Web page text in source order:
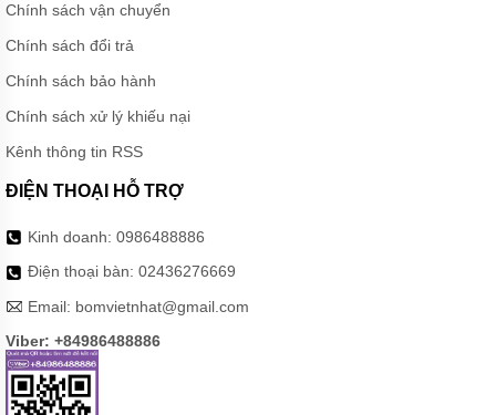
MÁY
BƠM
CHÌM
HÚT
BÙN
ĐẶC
MÁY
CHÌM
KHỬ
BƠM
KHÁNG
HÓA
CHẤT
MÁY
BƠM
Chính sách vận chuyển
Chính sách đổi trả
Chính sách bảo hành
Chính sách xử lý khiếu nại
Kênh thông tin RSS
ĐIỆN THOẠI HỖ TRỢ
Kinh doanh: 0986488886
Điện thoại bàn: 02436276669
Email: bomvietnhat@gmail.com
Viber: +84986488886